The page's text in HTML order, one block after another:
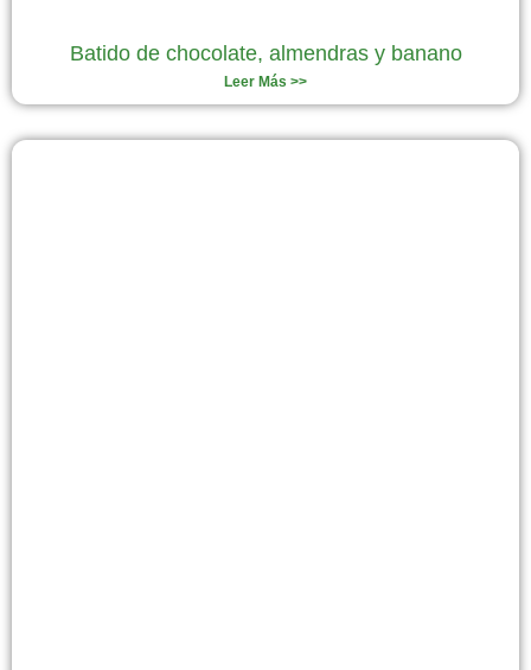
Batido de chocolate, almendras y banano
Leer Más >>